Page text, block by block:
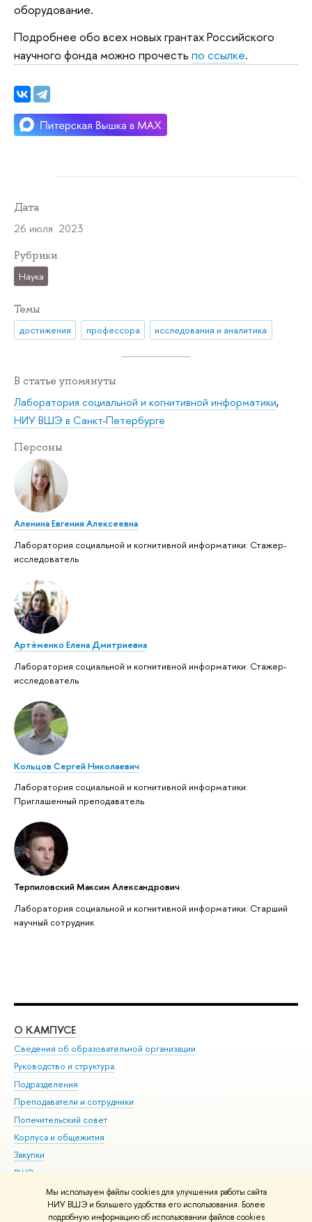
Мы используем файлы cookies для улучшения работы сайта
НИУ ВШЭ и большего удобства его использования. Более
подробную информацию об использовании файлов cookies
оборудование.
Подробнее обо всех новых грантах Российского
научного фонда можно прочесть по ссылке.
Дата
26 июля 2023
Рубрики
Наука
Темы
достижения профессора исследования и аналитика
В статье упомянуты
Лаборатория социальной и когнитивной информатики,
НИУ ВШЭ в Санкт-Петербурге
Персоны
Аленина Евгения Алексеевна
Лаборатория социальной и когнитивной информатики: Стажер-
исследователь
Артёменко Елена Дмитриевна
Лаборатория социальной и когнитивной информатики: Стажер-
исследователь
Кольцов Сергей Николаевич
Лаборатория социальной и когнитивной информатики:
Приглашенный преподаватель
Терпиловский Максим Александрович
Лаборатория социальной и когнитивной информатики: Старший
научный сотрудник
О КАМПУСЕ
Сведения об образовательной организации
Руководство и структура
Подразделения
Преподаватели и сотрудники
Попечительский совет
Корпуса и общежития
Закупки
ВШЭ для студентов с ограниченными возможностями
здоровья и инвалидностью
Версия для слабовидящих